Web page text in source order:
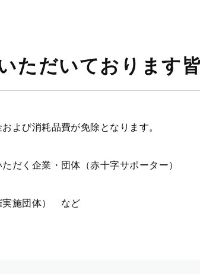
ただいております
よび消耗品費が免除となります。
だく企業・団体（赤十字サポーター）
実施団体） など